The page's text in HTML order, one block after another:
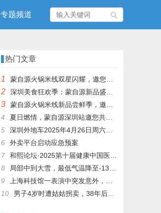
专题频道
热门文章
1 蒙自源火锅米线双星闪耀，邀您共享辣爽夏日盛宴！
2 深圳美食狂欢季：蒙自源新品盛宴邀您品尝
3
蒙自源火锅米线新品尝鲜季，邀您共享味蕾盛宴！
4
夏日燃情，蒙自源深圳站邀您共赴美食盛宴！
5
深圳外地车2025年4月26日周六限行吗
6
外卖平台启动应急预案
7
和熙论坛·2025第十届健康中国医药连锁发展论坛在泰州举办
8
局部中到大雪，最低气温降至-13℃，济南今冬的第一场雪，或跟去年同一时间！
9
上海科技馆一表演中突发意外，机器人从高处坠落摔毁
10
男子4岁时遭姑姑拐卖，38年后终回家认亲！聋哑父母苦寻多年，母亲已抱憾离世丨红星寻人